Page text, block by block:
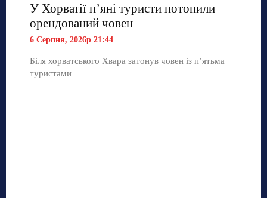
У Хорватії пʼяні туристи потопили
орендований човен
6 Серпня, 2026р 21:44
Біля хорватського Хвара затонув човен із п’ятьма
туристами